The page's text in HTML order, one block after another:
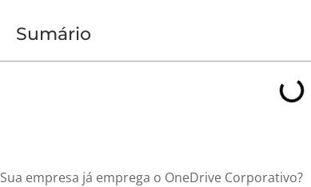
Sumário
Sua empresa já emprega o OneDrive Corporativo?